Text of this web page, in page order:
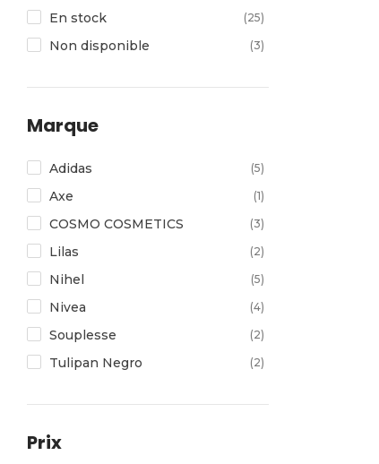
En stock (25)
Non disponible (3)
Marque
Adidas (5)
Axe (1)
COSMO COSMETICS (3)
Lilas (2)
Nihel (5)
Nivea (4)
Souplesse (2)
Tulipan Negro (2)
Prix